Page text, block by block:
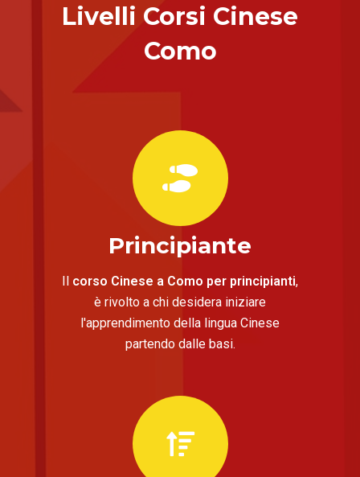
Livelli Corsi Cinese
Como
Principiante
Il corso Cinese a Como per principianti,
è rivolto a chi desidera iniziare
l'apprendimento della lingua Cinese
partendo dalle basi.